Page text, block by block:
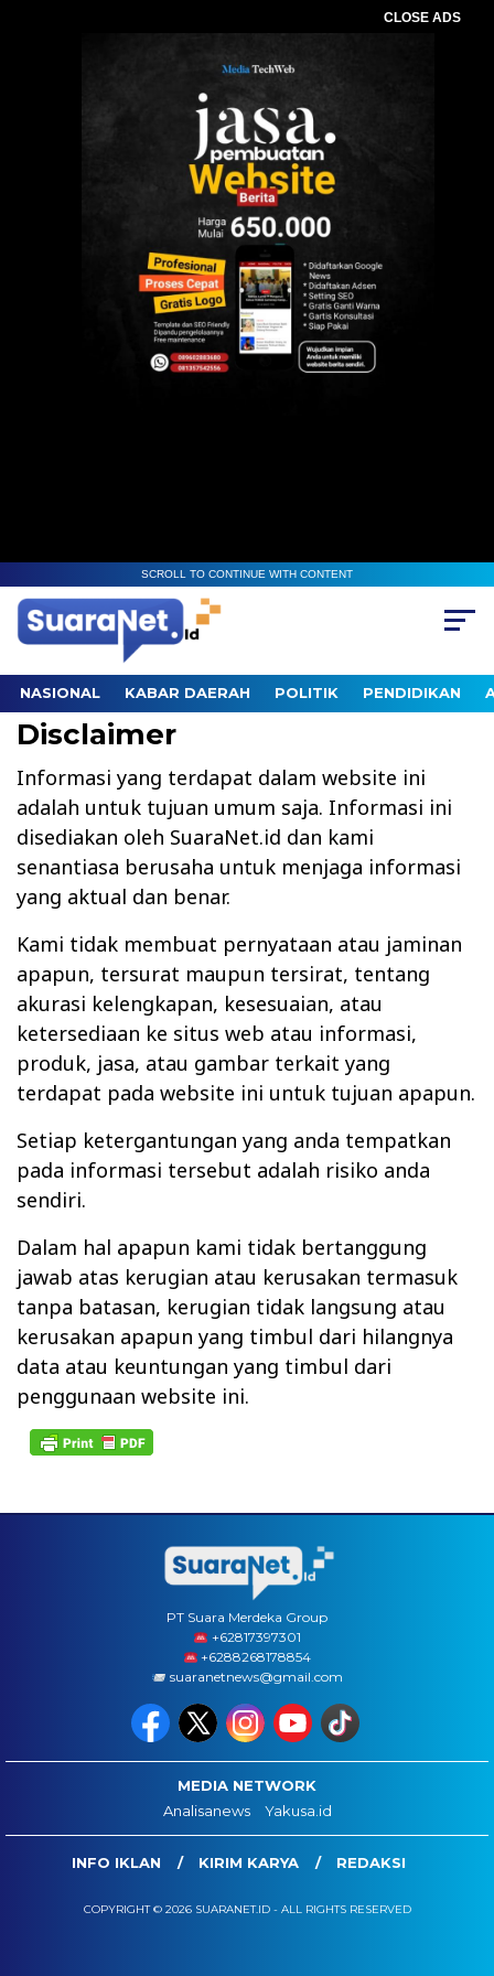
CLOSE ADS
SCROLL TO CONTINUE WITH CONTENT
NASIONAL KABAR DAERAH POLITIK PENDIDIKAN
Disclaimer
Informasi yang terdapat dalam website ini
adalah untuk tujuan umum saja. Informasi ini
disediakan oleh SuaraNet.id dan kami
senantiasa berusaha untuk menjaga informasi
yang aktual dan benar.
Kami tidak membuat pernyataan atau jaminan
apapun, tersurat maupun tersirat, tentang
akurasi kelengkapan, kesesuaian, atau
ketersediaan ke situs web atau informasi,
produk, jasa, atau gambar terkait yang
terdapat pada website ini untuk tujuan apapun.
Setiap ketergantungan yang anda tempatkan
pada informasi tersebut adalah risiko anda
sendiri.
Dalam hal apapun kami tidak bertanggung
jawab atas kerugian atau kerusakan termasuk
tanpa batasan, kerugian tidak langsung atau
kerusakan apapun yang timbul dari hilangnya
data atau keuntungan yang timbul dari
penggunaan website ini.
PT Suara Merdeka Group
‪+62817397301
+6288268178854
suaranetnews@gmail.com
MEDIA NETWORK
Analisanews
Yakusa.id
INFO IKLAN KIRIM KARYA REDAKSI
COPYRIGHT © 2026 SUARANET.ID - ALL RIGHTS RESERVED